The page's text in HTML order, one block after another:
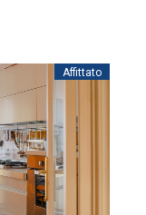
Affittato